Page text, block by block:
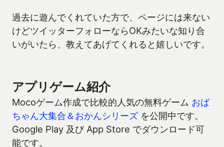
過去に遊んでくれていた方で、ページには来ない
けどツイッターフォローならOKみたいな知り合
いがいたら、教えてあげてくれると嬉しいです。
アプリゲーム紹介
Mocoゲーム作成で比較的人気の無料ゲーム おば
ちゃん大集合＆おかんシリーズ を公開中です。
Google Play 及び App Store でダウンロード可
能です。